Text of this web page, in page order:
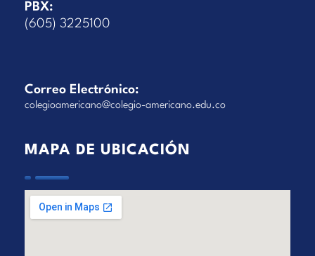
PBX:
(605) 3225100
Correo Electrónico:
colegioamericano@colegio-americano.edu.co
MAPA DE UBICACIÓN